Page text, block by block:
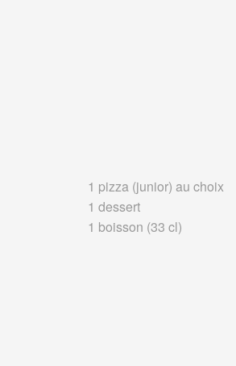
1 pizza (junior) au choix
1 dessert
1 boisson (33 cl)